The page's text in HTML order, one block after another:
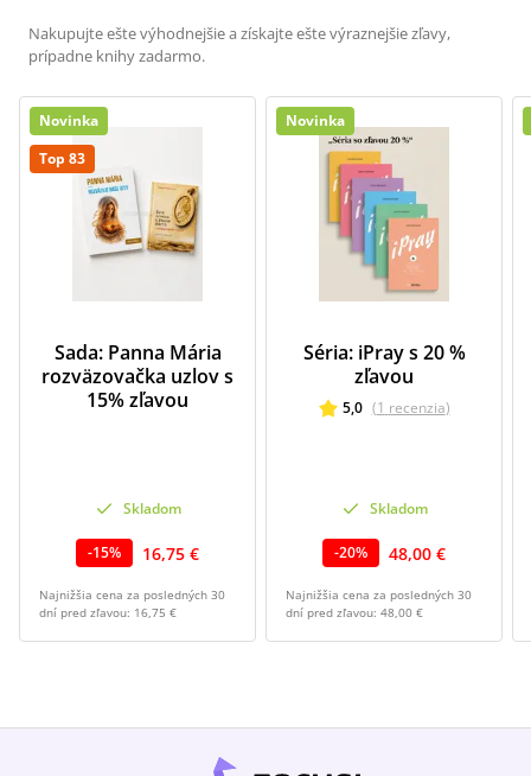
Nakupujte ešte výhodnejšie a získajte ešte výraznejšie zľavy,
prípadne knihy zadarmo.
Novinka
Top 83
Sada: Panna Mária
rozväzovačka uzlov s
15% zľavou
Skladom
-15% 16,75 €
Najnižšia cena za posledných 30
dní pred zľavou: 16,75 €
Novinka
Séria: iPray s 20 %
zľavou
5,0 (1 recenzia)
Skladom
-20% 48,00 €
Najnižšia cena za posledných 30
dní pred zľavou: 48,00 €